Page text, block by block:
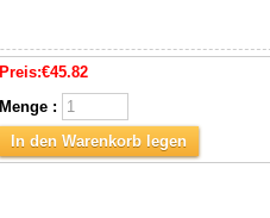
Preis:€45.82
Menge :
In den Warenkorb legen